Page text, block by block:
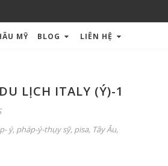
MỸ BLOG LIÊN HỆ
LỊCH ITALY (Ý)-1
ý, pháp-ý-thụy sỹ, pisa, Tây Âu,